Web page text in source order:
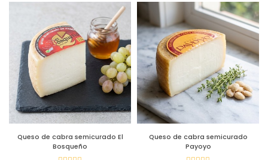
Queso de cabra semicurado El
Bosqueño
Queso de cabra semicurado
Payoyo